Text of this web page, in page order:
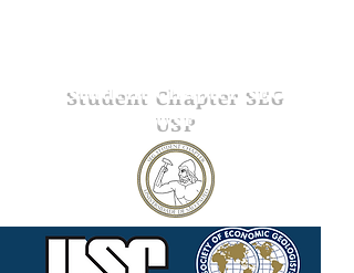
Student Chapter SEG
USP